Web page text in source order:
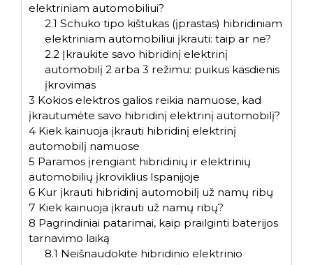
elektriniam automobiliui?
2.1 Schuko tipo kištukas (įprastas) hibridiniam
elektriniam automobiliui įkrauti: taip ar ne?
2.2Įkraukite savo hibridinį elektrinį
automobilį 2 arba 3 režimu: puikus kasdienis
įkrovimas
3 Kokios elektros galios reikia namuose, kad
įkrautumėte savo hibridinį elektrinį automobilį?
4 Kiek kainuoja įkrauti hibridinį elektrinį
automobilį namuose
5 Paramos įrengiant hibridinių ir elektrinių
automobilių įkroviklius Ispanijoje
6 Kur įkrauti hibridinį automobilį už namų ribų
7 Kiek kainuoja įkrauti už namų ribų?
8 Pagrindiniai patarimai, kaip prailginti baterijos
tarnavimo laiką
8.1 Neišnaudokite hibridinio elektrinio